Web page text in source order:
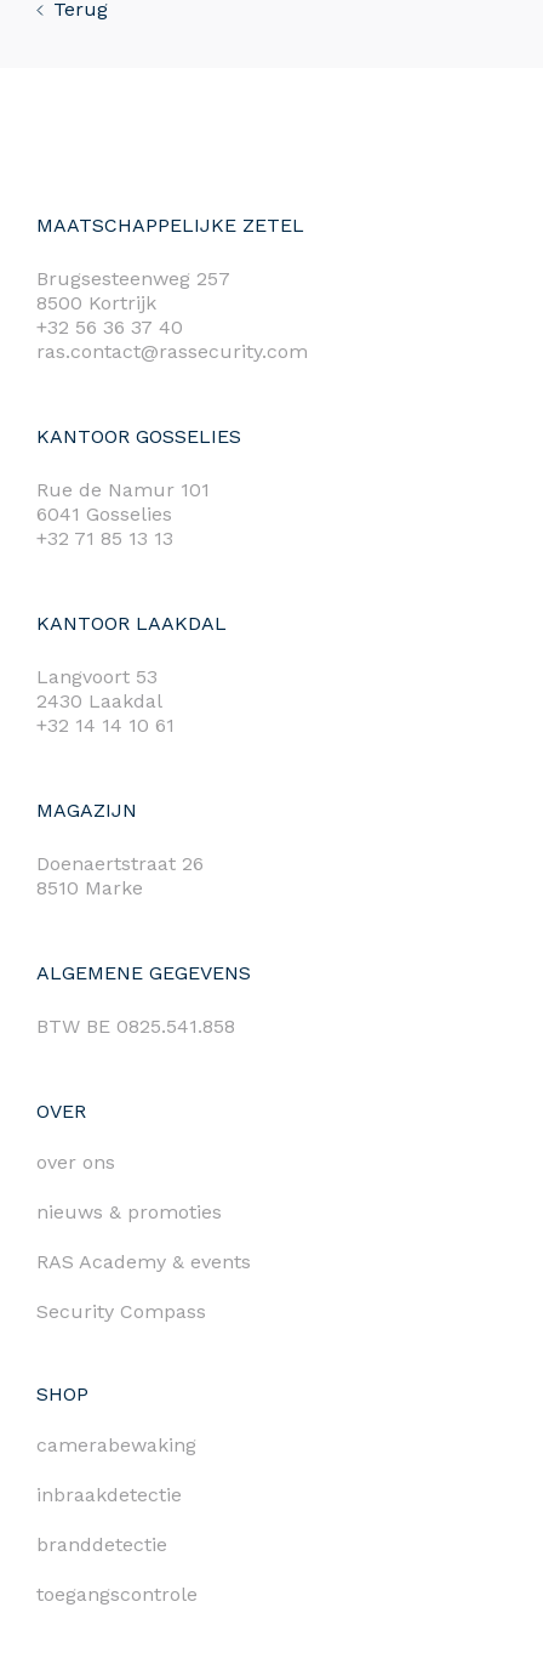
Terug
MAATSCHAPPELIJKE ZETEL
Brugsesteenweg 257
8500 Kortrijk
+32 56 36 37 40
ras.contact@rassecurity.com
KANTOOR GOSSELIES
Rue de Namur 101
6041 Gosselies
+32 71 85 13 13
KANTOOR LAAKDAL
Langvoort 53
2430 Laakdal
+32 14 14 10 61
MAGAZIJN
Doenaertstraat 26
8510 Marke
ALGEMENE GEGEVENS
BTW BE 0825.541.858
OVER
over ons
nieuws & promoties
RAS Academy & events
Security Compass
SHOP
camerabewaking
inbraakdetectie
branddetectie
toegangscontrole